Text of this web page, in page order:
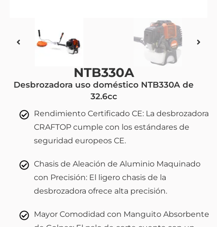
NTB330A
Desbrozadora uso doméstico NTB330A de
32.6cc
Rendimiento Certificado CE: La desbrozadora
CRAFTOP cumple con los estándares de
seguridad europeos CE.
Chasis de Aleación de Aluminio Maquinado
con Precisión: El ligero chasis de la
desbrozadora ofrece alta precisión.
Mayor Comodidad con Manguito Absorbente